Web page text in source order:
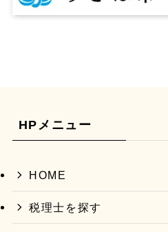
HPメニュー
HOME
税理士を探す